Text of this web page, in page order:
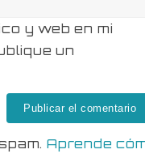
y web en mi
un
Aprende